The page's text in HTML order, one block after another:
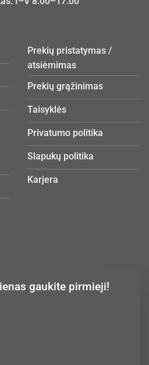
Prekių pristatymas /
atsiėmimas
Prekių grąžinimas
Taisyklės
Privatumo politika
Slapukų politika
Karjera
gaukite pirmieji!